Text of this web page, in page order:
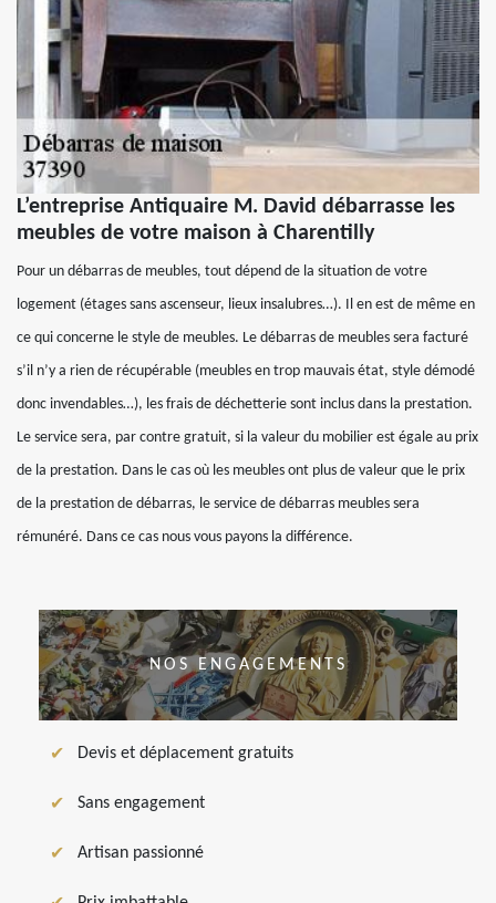
L’entreprise Antiquaire M. David débarrasse les
meubles de votre maison à Charentilly
Pour un débarras de meubles, tout dépend de la situation de votre
logement (étages sans ascenseur, lieux insalubres…). Il en est de même en
ce qui concerne le style de meubles. Le débarras de meubles sera facturé
s’il n’y a rien de récupérable (meubles en trop mauvais état, style démodé
donc invendables…), les frais de déchetterie sont inclus dans la prestation.
Le service sera, par contre gratuit, si la valeur du mobilier est égale au prix
de la prestation. Dans le cas où les meubles ont plus de valeur que le prix
de la prestation de débarras, le service de débarras meubles sera
rémunéré. Dans ce cas nous vous payons la différence.
NOS ENGAGEMENTS
Devis et déplacement gratuits
Sans engagement
Artisan passionné